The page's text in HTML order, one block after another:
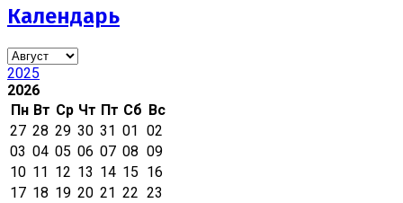
Календарь
2025
2026
Пн Вт Ср Чт Пт Сб Вс
27 28 29 30 31 01 02
03 04 05 06 07 08 09
10 11 12 13 14 15 16
17 18 19 20 21 22 23